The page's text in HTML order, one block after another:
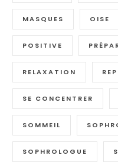
MASQUES OISE
POSITIVE
RELAXATION
SE CONCENTRER
SOMMEIL
SOPHROLOGUE